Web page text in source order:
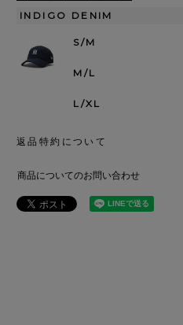
INDIGO DENIM
S/M
M/L
L/XL
返品特約について
商品についてのお問い合わせ